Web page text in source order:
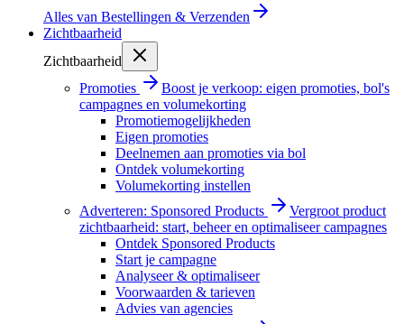
Alles van Bestellingen & Verzenden
Zichtbaarheid
Zichtbaarheid
Promoties
Boost je verkoop: eigen promoties, bol's
campagnes en volumekorting
Promotiemogelijkheden
Eigen promoties
Deelnemen aan promoties via bol
Ontdek volumekorting
Volumekorting instellen
Adverteren: Sponsored Products
Vergroot product
zichtbaarheid: start, beheer en optimaliseer campagnes
Ontdek Sponsored Products
Start je campagne
Analyseer & optimaliseer
Voorwaarden & tarieven
Advies van agencies